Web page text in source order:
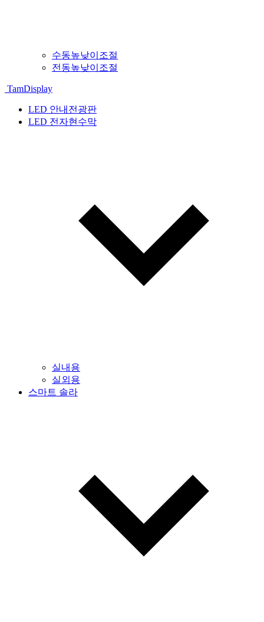
수동높낮이조절
전동높낮이조절
TamDisplay
LED 안내전광판
LED 전자현수막
실내용
실외용
스마트 솔라